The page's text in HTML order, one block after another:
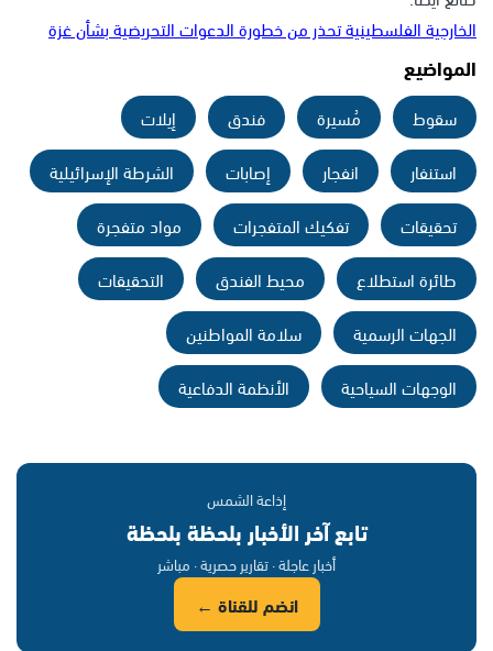
الخارجية الفلسطينية تحذر من خطورة الدعوات التحريضية بشأن غزة
المواضيع
سقوط مُسيرة فندق
إيلات
استنفار
انفجار إصابات
الشرطة الإسرائيلية
تحقيقات
تفكيك المتفجرات
مواد متفجرة
طائرة استطلاع
محيط الفندق
التحقيقات
الجهات الرسمية
سلامة المواطنين
الوجهات السياحية
الأنظمة الدفاعية
إذاعة الشمس
تابع آخر الأخبار بلحظة بلحظة
أخبار عاجلة · تقارير حصرية · مباشر
انضم للقناة ←